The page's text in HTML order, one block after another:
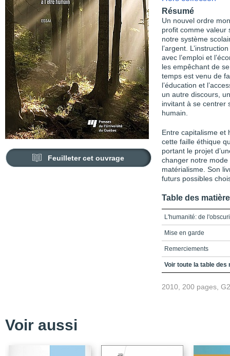
Feuilleter cet ouvrage
Résumé
Un nouvel ordre
profit comme valeur
notre système
l’argent.
avec l’emploi et
les empêchant de
temps est venu de
l’éducation et
un autre discours,
invitant à se centrer
humain.
Entre capitalisme et
cette faille éthique
portant le projet
changer notre
matérialisme. Son
futurs possibles
Table des
L'humanité: de
Mise en garde
Remerciements
Avant-propos
Chapitre 2 - Un
Voir toute la table des
2010, 200 pages,
Voir aussi